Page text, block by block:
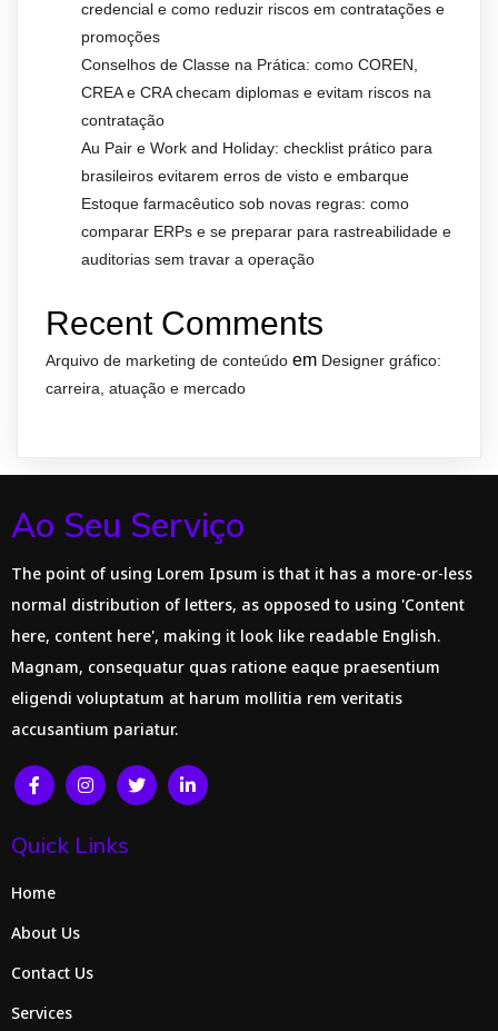
credencial e como reduzir riscos em contratações e
promoções
Conselhos de Classe na Prática: como COREN,
CREA e CRA checam diplomas e evitam riscos na
contratação
Au Pair e Work and Holiday: checklist prático para
brasileiros evitarem erros de visto e embarque
Estoque farmacêutico sob novas regras: como
comparar ERPs e se preparar para rastreabilidade e
auditorias sem travar a operação
Recent Comments
Arquivo de marketing de conteúdo em Designer gráfico:
carreira, atuação e mercado
Ao Seu Serviço
The point of using Lorem Ipsum is that it has a more-or-less
normal distribution of letters, as opposed to using 'Content
here, content here', making it look like readable English.
Magnam, consequatur quas ratione eaque praesentium
eligendi voluptatum at harum mollitia rem veritatis
accusantium pariatur.
Quick Links
Home
About Us
Contact Us
Services